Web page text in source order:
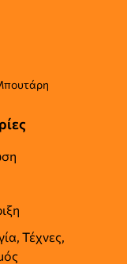
Τέχνες,